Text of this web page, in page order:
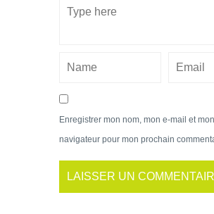
Enregistrer mon nom, mon e-mail et
navigateur pour mon prochain